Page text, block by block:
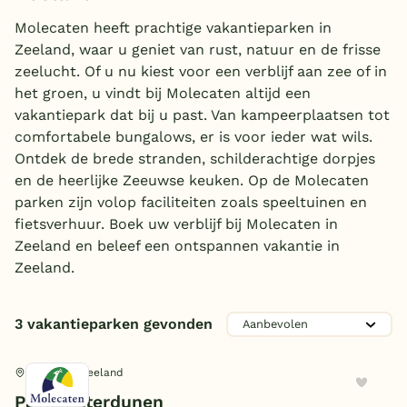
Overdekt zwembad
Wildwaterbaan
Indoor speeltuin
Alle populaire faciliteiten
Keuzehulp
Bestemmingen
Molecaten heeft prachtige vakantieparken in
Zeeland, waar u geniet van rust, natuur en de frisse
zeelucht. Of u nu kiest voor een verblijf aan zee of in
het groen, u vindt bij Molecaten altijd een
vakantiepark dat bij u past. Van kampeerplaatsen tot
comfortabele bungalows, er is voor ieder wat wils.
Ontdek de brede stranden, schilderachtige dorpjes
en de heerlijke Zeeuwse keuken. Op de Molecaten
parken zijn volop faciliteiten zoals speeltuinen en
fietsverhuur. Boek uw verblijf bij Molecaten in
Zeeland en beleef een ontspannen vakantie in
Zeeland.
Aanbieder
Molecaten (3)
Zwemmen
Overdekt zwembad
Lig/zonneweide (1)
Kinderpret
Buiten speeltuin(2)
Airtrampoline
Familie
Funbikes(1)
Jeu de boules
Sport en spel
Voetbalveld
Horeca
3 vakantieparken gevonden
Breskens, Zeeland
Park Waterdunen